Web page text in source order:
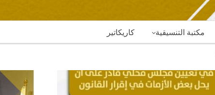
كاريكاتير مكتبة التنسيقية